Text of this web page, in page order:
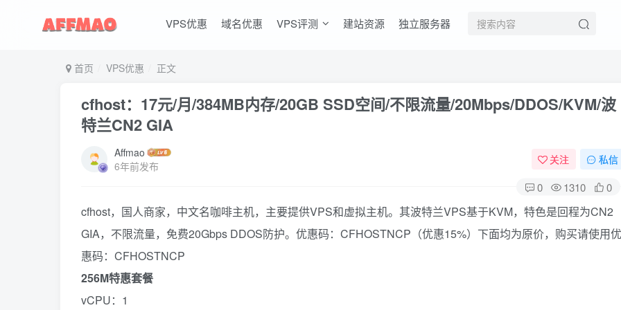
VPS优惠 域名优惠 VPS评测 建站资源 独立服务器
首页 VPS优惠 正文
cfhost：17元/月/384MB内存/20GB SSD空间/不限流量/20Mbps/DDOS/KVM/波
特兰CN2 GIA
Affmao
6年前发布
关注 私信
0 1310 0
cfhost，国人商家，中文名咖啡主机，主要提供VPS和虚拟主机。其波特兰VPS基于KVM，特色是回程为CN2
GIA，不限流量，免费20Gbps DDOS防护。优惠码：CFHOSTNCP（优惠15%）下面均为原价，购买请使用优
惠码：CFHOSTNCP
256M特惠套餐
vCPU：1